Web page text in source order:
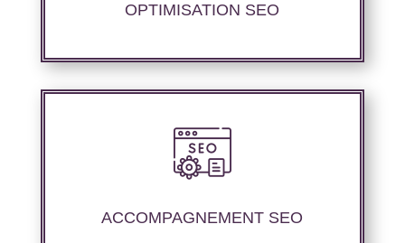
OPTIMISATION SEO
les performances de référencement..
ACCOMPAGNEMENT SEO
Nous proposons un suivi et un rapport de
positionnement pour vous permettre d’étudier